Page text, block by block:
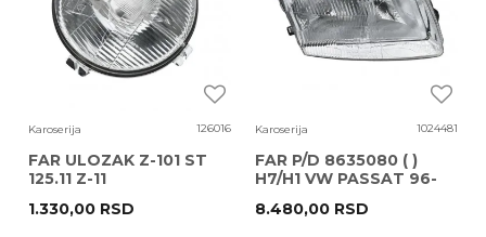
Karoserija 126016
FAR ULOZAK Z-101 ST
125.11 Z-11
1.330,00 RSD
Karoserija 1024481
FAR P/D 8635080 ( )
H7/H1 VW PASSAT 96-
8.480,00 RSD